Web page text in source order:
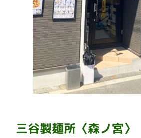
三谷製麺所 〈森ノ宮〉